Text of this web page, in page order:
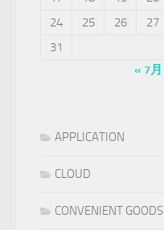
24
25 26 27
31
« 7月
APPLICATION
CLOUD
CONVENIENT GOODS